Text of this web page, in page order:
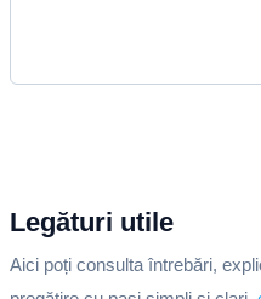
Legături utile
Aici poți consulta întrebări,